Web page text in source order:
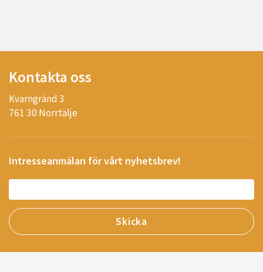
Kontakta oss
Kvarngränd 3
761 30 Norrtälje
Intresseanmälan för vårt nyhetsbrev!